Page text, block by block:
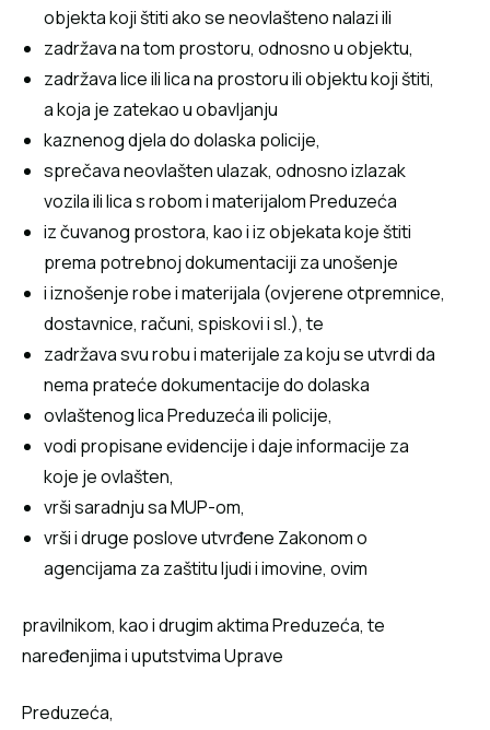
objekta koji štiti ako se neovlašteno nalazi ili
zadržava na tom prostoru, odnosno u objektu,
zadržava lice ili lica na prostoru ili objektu koji štiti,
a koja je zatekao u obavljanju
kaznenog djela do dolaska policije,
sprečava neovlašten ulazak, odnosno izlazak
vozila ili lica s robom i materijalom Preduzeća
iz čuvanog prostora, kao i iz objekata koje štiti
prema potrebnoj dokumentaciji za unošenje
i iznošenje robe i materijala (ovjerene otpremnice,
dostavnice, računi, spiskovi i sl.), te
zadržava svu robu i materijale za koju se utvrdi da
nema prateće dokumentacije do dolaska
ovlaštenog lica Preduzeća ili policije,
vodi propisane evidencije i daje informacije za
koje je ovlašten,
vrši saradnju sa MUP-om,
vrši i druge poslove utvrđene Zakonom o
agencijama za zaštitu ljudi i imovine, ovim
pravilnikom, kao i drugim aktima Preduzeća, te
naređenjima i uputstvima Uprave
Preduzeća,